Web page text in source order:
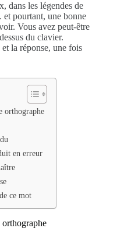
dans les légendes de
pourtant, une bonne
Vous avez peut-être
du clavier.
et la réponse, une fois
orthographe
en erreur
ce mot